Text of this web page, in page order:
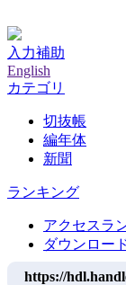
入力補助
English
カテゴリ
切抜帳
編年体
新聞
ランキング
アクセスラ
ダウンロー
https://